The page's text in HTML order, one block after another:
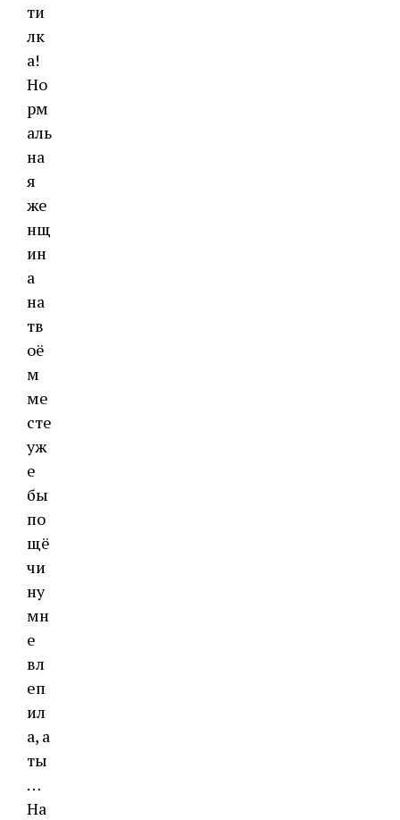
ти
лк
а!
Но
рм
аль
на
я
же
нщ
ин
а
на
тв
оё
м
ме
сте
уж
е
бы
по
щё
чи
ну
мн
е
вл
еп
ил
а, а
ты
…
На